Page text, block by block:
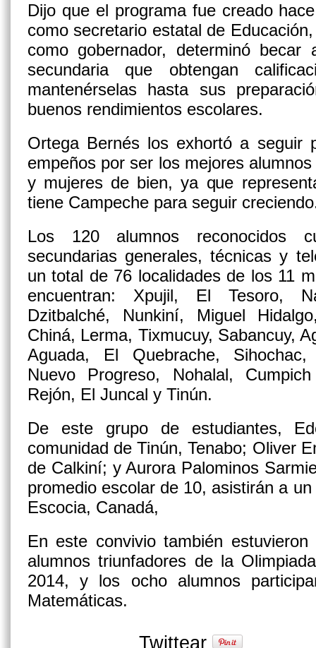
Dijo que el programa fue creado
como secretario estatal de
como gobernador, determinó
secundaria que obtengan
mantenérselas hasta sus
buenos rendimientos escolares.
Ortega Bernés los exhortó a seguir
empeños por ser los mejores
y mujeres de bien, ya que
tiene Campeche para seguir
Los 120 alumnos reconocidos
secundarias generales, técnicas y
un total de 76 localidades de los 11
encuentran: Xpujil, El Tesoro,
Dzitbalché, Nunkiní, Miguel
Chiná, Lerma, Tixmucuy, Sabancuy,
Aguada, El Quebrache, Sihochac,
Nuevo Progreso, Nohalal,
Rejón, El Juncal y Tinún.
De este grupo de estudiantes,
comunidad de Tinún, Tenabo; Oliver
de Calkiní; y Aurora Palominos
promedio escolar de 10, asistirán a
Escocia, Canadá,
En este convivio también
alumnos triunfadores de la
2014, y los ocho alumnos
Matemáticas.
Twittear